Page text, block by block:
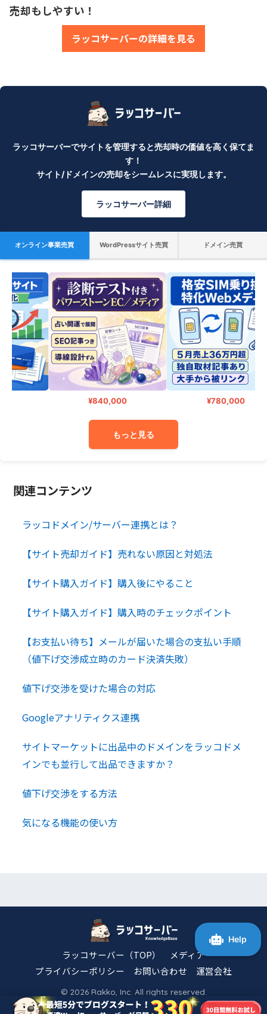
売却もしやすい！
ラッコサーバーの詳細を見る
ラッコサーバーでサイトを管理すると売却時の価値を高く保てま
す！
サイト/ドメインの売却をシームレスに実現します。
ラッコサーバー詳細
オンライン事業売買 WordPressサイト売買 ドメイン売買
¥840,000 ¥780,000
もっと見る
関連コンテンツ
ラッコドメイン/サーバー連携とは？
【サイト売却ガイド】売れない原因と対処法
【サイト購入ガイド】購入後にやること
【サイト購入ガイド】購入時のチェックポイント
【お支払い待ち】メールが届いた場合の支払い手順
（値下げ交渉成立時のカード決済失敗）
値下げ交渉を受けた場合の対応
Googleアナリティクス連携
サイトマーケットに出品中のドメインをラッコドメ
インでも並行して出品できますか？
値下げ交渉をする方法
気になる機能の使い方
ラッコサーバー（TOP）
メディア
プライバシーポリシー
お問い合わせ 運営会社
© 2026 Rakko, Inc. All rights reserved.